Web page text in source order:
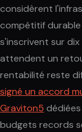
considèrent
compétitif
s'inscrivent sur
attendent un
rentabilité reste
signé un accord
Graviton5
budgets records